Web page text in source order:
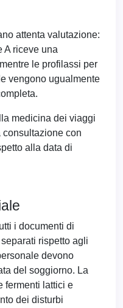
attenta valutazione:
A riceve una
le profilassi per
vengono ugualmente
medicina dei viaggi
con
alla data di
i documenti di
rispetto agli
devono
del soggiorno. La
fermenti lattici e
dei disturbi